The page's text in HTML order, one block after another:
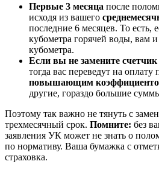
Первые 3 месяца после
исходя из вашего
последние 6 месяцев. То есть,
кубометра горячей воды, вам и
кубометра.
Если вы не замените
тогда вас переведут на оплату
повышающим
другие, гораздо большие
Поэтому так важно не тянуть с
трехмесячный срок. Помните: без
заявления УК может не знать о
по нормативу. Ваша бумажка с
страховка.